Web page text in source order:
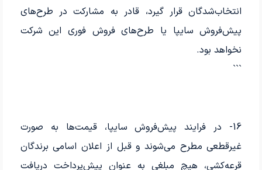
انتخاب‌شدگان قرار گیرد، قادر به مشارکت در طرح‌های
پیش‌فروش سایپا یا طرح‌های فروش فوری این شرکت
نخواهد بود.
```
16- در فرایند پیش‌فروش سایپا، قیمت‌ها به صورت
غیرقطعی مطرح می‌شوند و قبل از اعلان اسامی برندگان
قرعه‌کشی، هیچ مبلغی به عنوان پیش‌پرداخت دریافت